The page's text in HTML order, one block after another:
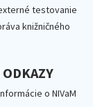
testovanie
knižničného
o NIVaM